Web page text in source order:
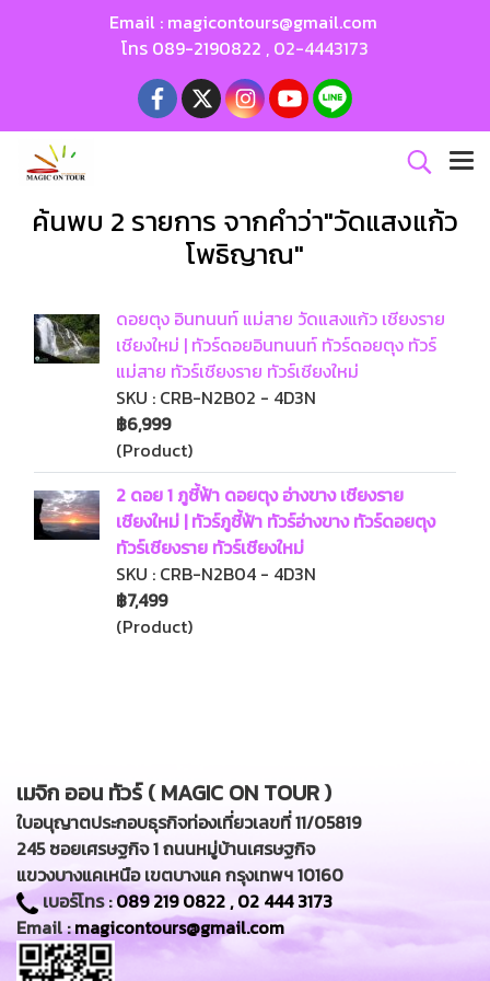
Email : magicontours@gmail.com
โทร 089-2190822 , 02-4443173
ค้นพบ 2 รายการ จากคำว่า"วัดแสงแก้ว
โพธิญาณ"
ดอยตุง อินทนนท์ แม่สาย วัดแสงแก้ว เชียงราย
เชียงใหม่ | ทัวร์ดอยอินทนนท์ ทัวร์ดอยตุง ทัวร์
แม่สาย ทัวร์เชียงราย ทัวร์เชียงใหม่
SKU : CRB-N2B02 - 4D3N
฿6,999
(Product)
2 ดอย 1 ภูชี้ฟ้า ดอยตุง อ่างขาง เชียงราย
เชียงใหม่ | ทัวร์ภูชี้ฟ้า ทัวร์อ่างขาง ทัวร์ดอยตุง
ทัวร์เชียงราย ทัวร์เชียงใหม่
SKU : CRB-N2B04 - 4D3N
฿7,499
(Product)
เมจิก ออน ทัวร์ ( MAGIC ON TOUR )
ใบอนุญาตประกอบธุรกิจท่องเที่ยวเลขที่ 11/05819
245 ซอยเศรษฐกิจ 1 ถนนหมู่บ้านเศรษฐกิจ
แขวงบางแคเหนือ เขตบางแค กรุงเทพฯ 10160
เบอร์โทร :089 219 0822,02 444 3173
Email :magicontours@gmail.com